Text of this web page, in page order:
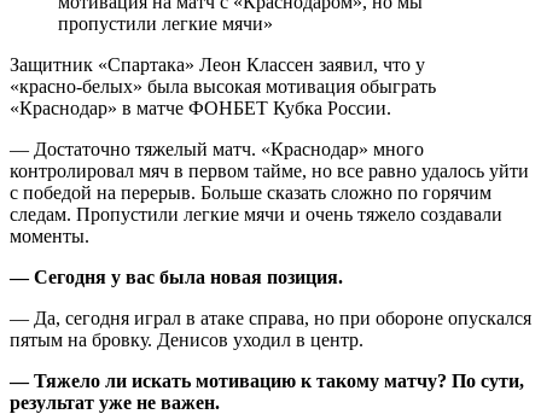
Защитник «Спартака» Леон Классен заявил, что у
«красно‑белых» была высокая мотивация обыграть
«Краснодар» в матче ФОНБЕТ Кубка России.
— Достаточно тяжелый матч. «Краснодар» много
контролировал мяч в первом тайме, но все равно удалось уйти
с победой на перерыв. Больше сказать сложно по горячим
следам. Пропустили легкие мячи и очень тяжело создавали
моменты.
— Сегодня у вас была новая позиция.
— Да, сегодня играл в атаке справа, но при обороне опускался
пятым на бровку. Денисов уходил в центр.
— Тяжело ли искать мотивацию к такому матчу? По сути,
результат уже не важен.